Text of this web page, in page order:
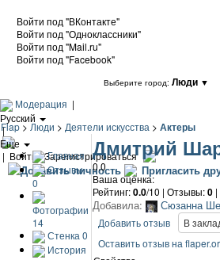
Войти под "ВКонтакте"
Войти под "Одноклассники"
Войти под "Mail.ru"
Войти под "Facebook"
Выберите город: Люди ▼
Модерация |
Русский
|
Еще
| Войти / Зарегистрироваться
Добавить личность Пригласить
Flap>Люди > Деятели искусства > Актеры
Главная
Отзывы
0
Фотографии
14
Стенка 0
История
Дмитрий
0.0
Ваша оценка:
Рейтинг:0.0/10 | Отзывы:0 |
Добавила: Сюзанна
Добавить отзыв В
Оставить отзыв на